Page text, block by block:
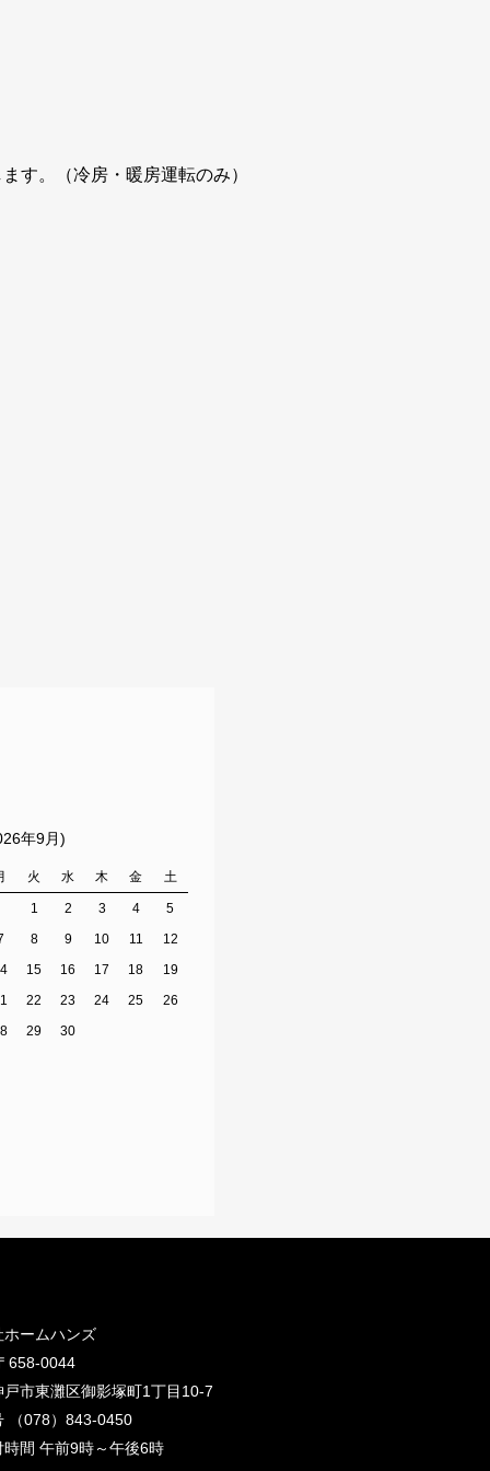
す。（冷房・暖房運転のみ）
年9月)
火 水 木 金 土
1 2 3 4
5
8 9 10 11
12
15 16 17 18
19
22 23 24 25
26
29 30
ホームハンズ
658-0044
戸市東灘区御影塚町1丁目10-7
（078）843-0450
時間 午前9時～午後6時